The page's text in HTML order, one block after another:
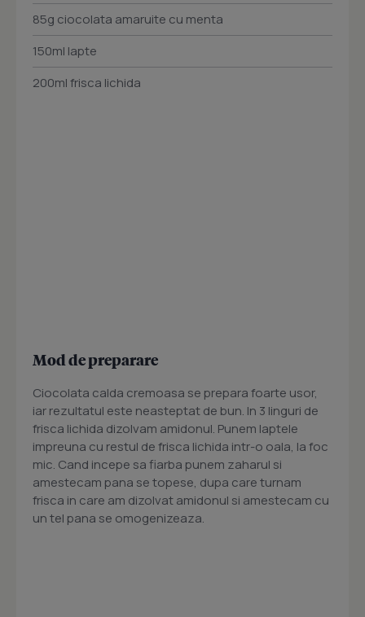
85g ciocolata amaruite cu menta
150ml lapte
200ml frisca lichida
Mod de preparare
Ciocolata calda cremoasa se prepara foarte usor,
iar rezultatul este neasteptat de bun. In 3 linguri de
frisca lichida dizolvam amidonul. Punem laptele
impreuna cu restul de frisca lichida intr-o oala, la foc
mic. Cand incepe sa fiarba punem zaharul si
amestecam pana se topese, dupa care turnam
frisca in care am dizolvat amidonul si amestecam cu
un tel pana se omogenizeaza.